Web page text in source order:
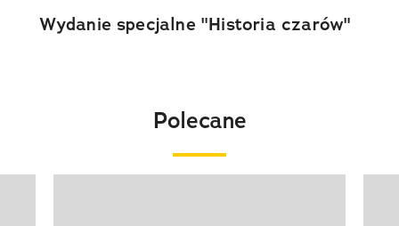
Wydanie specjalne "Historia czarów"
Polecane